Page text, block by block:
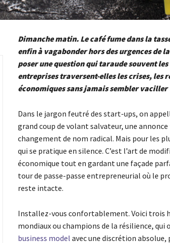
Dimanche matin. Le café fume dans la
enfin à vagabonder hors des urgences de
poser une question qui taraude souvent
entreprises traversent-elles les crises, les
économiques sans jamais sembler vaciller
Dans le jargon feutré des start-ups, on
grand coup de volant salvateur, une
changement de nom radical. Mais pour les
qui se pratique en silence. C’est l’art de
économique tout en gardant une façade
tour de passe-passe entrepreneurial où le
reste intacte.
Installez-vous confortablement. Voici trois
mondiaux ou champions de la résilience,
business model avec une discrétion